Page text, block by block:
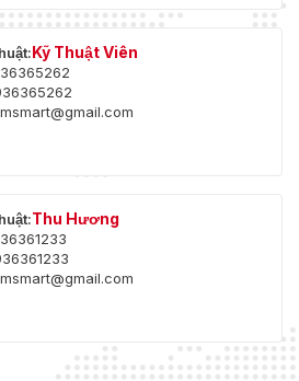
Kỹ Thuật Viên
Thu Hương